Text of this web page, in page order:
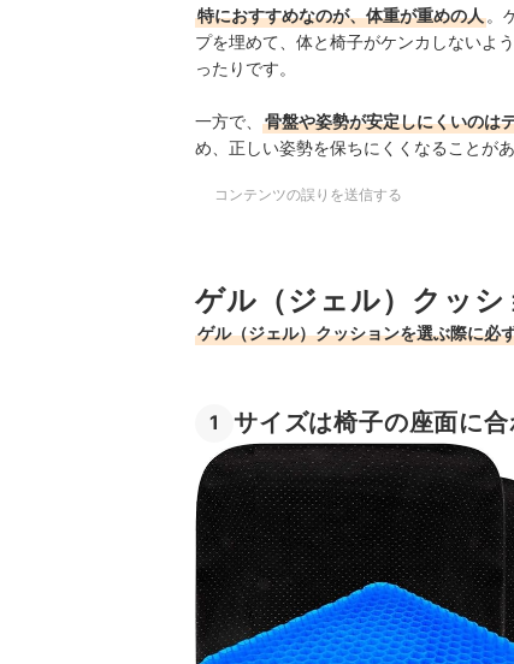
特におすすめなのが、体重が重めの人 。
プを埋めて、体と椅子がケンカしないよ
ったりです。
一方で、 骨盤や姿勢が安定しにくいのは
め、正しい姿勢を保ちにくくなることが
コンテンツの誤りを送信する
ゲル（ジェル）クッシ
ゲル（ジェル）クッションを選ぶ際に必
1 サイズは椅子の座面に合